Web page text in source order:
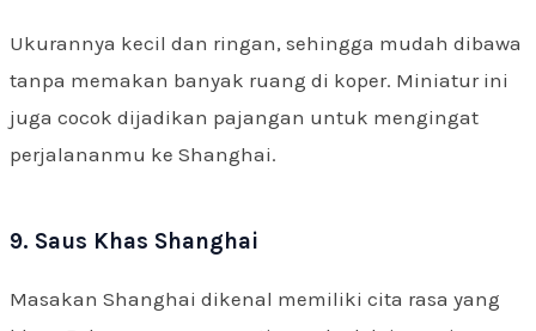
Ukurannya kecil dan ringan, sehingga mudah dibawa
tanpa memakan banyak ruang di koper. Miniatur ini
juga cocok dijadikan pajangan untuk mengingat
perjalananmu ke Shanghai.
9. Saus Khas Shanghai
Masakan Shanghai dikenal memiliki cita rasa yang